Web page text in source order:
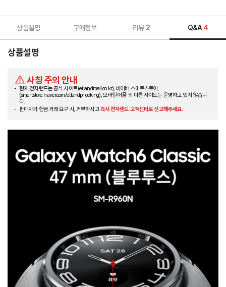
상품설명 구매정보 리뷰 2 Q&A 4
상품설명
사칭 주의 안내
현재 전자랜드는 공식 사이트(etlandmall.co.kr), 네이버 스마트스토어
(smartstore.naver.com/etlandpriceking), 모바일 어플 외 다른 사이트는 운영하고 있지 않습니
다.
판매자가 현금 거래 요구 시, 거부하시고즉시 전자랜드 고객센터로 신고해주세요.